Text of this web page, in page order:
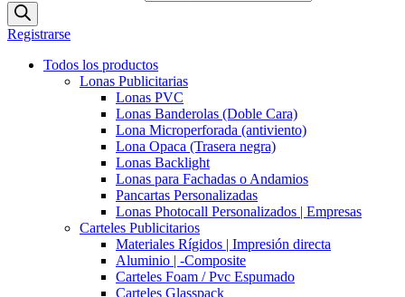
Registrarse
Todos los productos
Lonas Publicitarias
Lonas PVC
Lonas Banderolas (Doble Cara)
Lona Microperforada (antiviento)
Lona Opaca (Trasera negra)
Lonas Backlight
Lonas para Fachadas o Andamios
Pancartas Personalizadas
Lonas Photocall Personalizados | Empresas
Carteles Publicitarios
Materiales Rígidos | Impresión directa
Aluminio | -Composite
Carteles Foam / Pvc Espumado
Carteles Glasspack